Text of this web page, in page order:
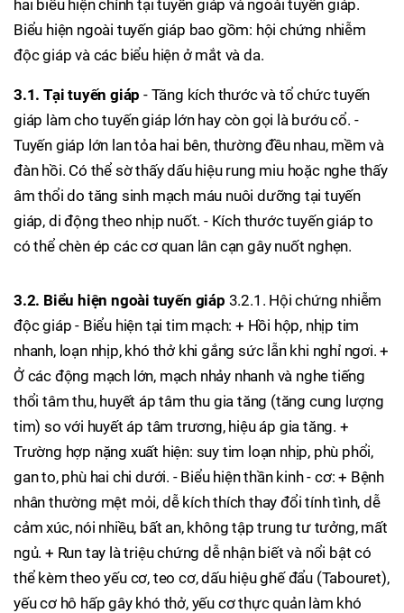
hai biểu hiện chính tại tuyến giáp và ngoài tuyến giáp.
Biểu hiện ngoài tuyến giáp bao gồm: hội chứng nhiễm
độc giáp và các biểu hiện ở mắt và da.
3.1. Tại tuyến giáp - Tăng kích thước và tổ chức tuyến
giáp làm cho tuyến giáp lớn hay còn gọi là bướu cổ. -
Tuyến giáp lớn lan tỏa hai bên, thường đều nhau, mềm và
đàn hồi. Có thể sờ thấy dấu hiệu rung miu hoặc nghe thấy
âm thổi do tăng sinh mạch máu nuôi dưỡng tại tuyến
giáp, di động theo nhịp nuốt. - Kích thước tuyến giáp to
có thể chèn ép các cơ quan lân cạn gây nuốt nghẹn.
3.2. Biểu hiện ngoài tuyến giáp 3.2.1. Hội chứng nhiễm
độc giáp - Biểu hiện tại tim mạch: + Hồi hộp, nhịp tim
nhanh, loạn nhịp, khó thở khi gắng sức lẫn khi nghỉ ngơi. +
Ở các động mạch lớn, mạch nhảy nhanh và nghe tiếng
thổi tâm thu, huyết áp tâm thu gia tăng (tăng cung lượng
tim) so với huyết áp tâm trương, hiệu áp gia tăng. +
Trường hợp nặng xuất hiện: suy tim loạn nhịp, phù phổi,
gan to, phù hai chi dưới. - Biểu hiện thần kinh - cơ: + Bệnh
nhân thường mệt mỏi, dễ kích thích thay đổi tính tình, dễ
cảm xúc, nói nhiều, bất an, không tập trung tư tưởng, mất
ngủ. + Run tay là triệu chứng dễ nhận biết và nổi bật có
thể kèm theo yếu cơ, teo cơ, dấu hiệu ghế đẩu (Tabouret),
yếu cơ hô hấp gây khó thở, yếu cơ thực quản làm khó